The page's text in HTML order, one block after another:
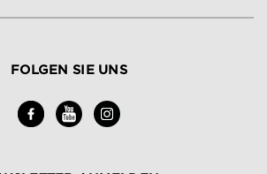
FOLGEN SIE UNS